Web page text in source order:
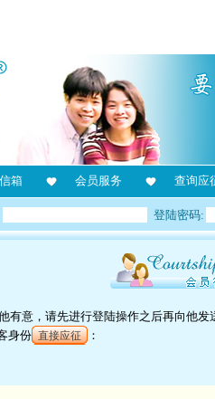
箱 会员服务 查询应
登陆密码:
有意，请先进行登陆操作之后再向他
身份 直接应征 ：